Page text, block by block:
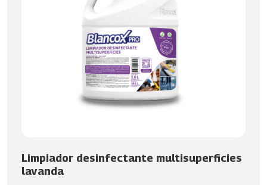
Limpiador desinfectante multisuperficies
lavanda